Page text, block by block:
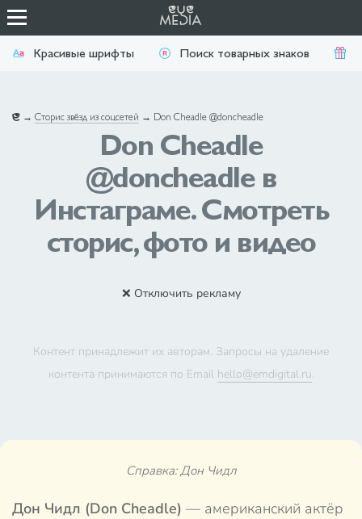
Красивые шрифты Поиск товарных знаков
→ Сторис звёзд из соцсетей → Don Cheadle @doncheadle
Don Cheadle
@doncheadle в
Инстаграме. Смотреть
сторис, фото и видео
❌ Отключить рекламу
Контент принадлежит их авторам. Запросы на удаление
контента принимаются по Email hello@emdigital.ru.
Справка: Дон Чидл
Дон Чидл (Don Cheadle) — американский актёр